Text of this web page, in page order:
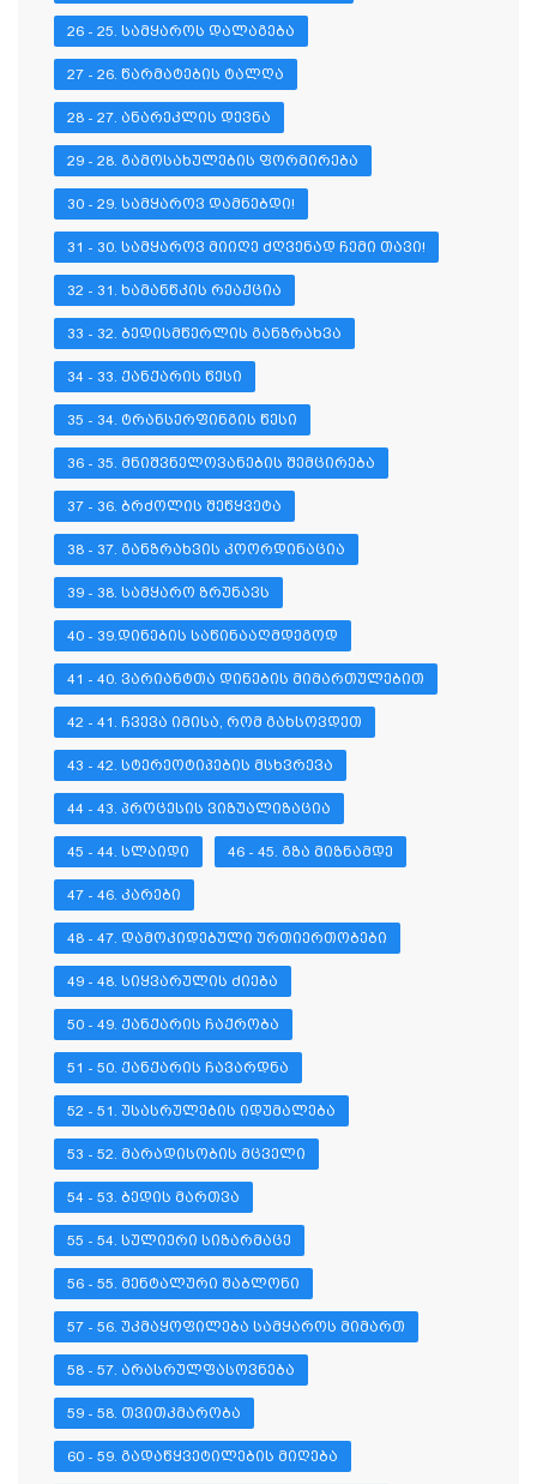
26 - 25. ᲡᲐᲛᲧᲐᲠᲝᲡ ᲓᲐᲚᲐᲒᲔᲑᲐ
27 - 26. ᲬᲐᲠᲛᲐᲢᲔᲑᲘᲡ ᲢᲐᲚᲦᲐ
28 - 27. ᲐᲜᲐᲠᲔᲙᲚᲘᲡ ᲓᲔᲕᲜᲐ
29 - 28. ᲒᲐᲛᲝᲡᲐᲮᲣᲚᲔᲑᲘᲡ ᲤᲝᲠᲛᲘᲠᲔᲑᲐ
30 - 29. ᲡᲐᲛᲧᲐᲠᲝᲕ ᲓᲐᲛᲜᲔᲑᲓᲘ!
31 - 30. ᲡᲐᲛᲧᲐᲠᲝᲕ ᲛᲘᲘᲦᲔ ᲫᲦᲕᲔᲜᲐᲓ ᲩᲔᲛᲘ ᲗᲐᲕᲘ!
32 - 31. ᲮᲐᲛᲐᲜᲬᲙᲘᲡ ᲠᲔᲐᲥᲪᲘᲐ
33 - 32. ᲑᲔᲓᲘᲡᲛᲬᲔᲠᲚᲘᲡ ᲒᲐᲜᲖᲠᲐᲮᲕᲐ
34 - 33. ᲥᲐᲜᲥᲐᲠᲘᲡ ᲬᲔᲡᲘ
35 - 34. ᲢᲠᲐᲜᲡᲔᲠᲤᲘᲜᲒᲘᲡ ᲬᲔᲡᲘ
36 - 35. ᲛᲜᲘᲨᲕᲜᲔᲚᲝᲕᲐᲜᲔᲑᲘᲡ ᲨᲔᲛᲪᲘᲠᲔᲑᲐ
37 - 36. ᲑᲠᲫᲝᲚᲘᲡ ᲨᲔᲬᲧᲕᲔᲢᲐ
38 - 37. ᲒᲐᲜᲖᲠᲐᲮᲕᲘᲡ ᲙᲝᲝᲠᲓᲘᲜᲐᲪᲘᲐ
39 - 38. ᲡᲐᲛᲧᲐᲠᲝ ᲖᲠᲣᲜᲐᲕᲡ
40 - 39.ᲓᲘᲜᲔᲑᲘᲡ ᲡᲐᲬᲘᲜᲐᲐᲦᲛᲓᲔᲒᲝᲓ
41 - 40. ᲕᲐᲠᲘᲐᲜᲢᲗᲐ ᲓᲘᲜᲔᲑᲘᲡ ᲛᲘᲛᲐᲠᲗᲣᲚᲔᲑᲘᲗ
42 - 41. ᲩᲕᲔᲕᲐ ᲘᲛᲘᲡᲐ, ᲠᲝᲛ ᲒᲐᲮᲡᲝᲕᲓᲔᲗ
43 - 42. ᲡᲢᲔᲠᲔᲝᲢᲘᲞᲔᲑᲘᲡ ᲛᲡᲮᲕᲠᲔᲕᲐ
44 - 43. ᲞᲠᲝᲪᲔᲡᲘᲡ ᲕᲘᲖᲣᲐᲚᲘᲖᲐᲪᲘᲐ
45 - 44. ᲡᲚᲐᲘᲓᲘ 46 - 45. ᲒᲖᲐ ᲛᲘᲖᲜᲐᲛᲓᲔ
47 - 46. ᲙᲐᲠᲔᲑᲘ
48 - 47. ᲓᲐᲛᲝᲙᲘᲓᲔᲑᲣᲚᲘ ᲣᲠᲗᲘᲔᲠᲗᲝᲑᲔᲑᲘ
49 - 48. ᲡᲘᲧᲕᲐᲠᲣᲚᲘᲡ ᲫᲘᲔᲑᲐ
50 - 49. ᲥᲐᲜᲥᲐᲠᲘᲡ ᲩᲐᲥᲠᲝᲑᲐ
51 - 50. ᲥᲐᲜᲥᲐᲠᲘᲡ ᲩᲐᲕᲐᲠᲓᲜᲐ
52 - 51. ᲣᲡᲐᲡᲠᲣᲚᲔᲑᲘᲡ ᲘᲓᲣᲛᲐᲚᲔᲑᲐ
53 - 52. ᲛᲐᲠᲐᲓᲘᲡᲝᲑᲘᲡ ᲛᲪᲕᲔᲚᲘ
54 - 53. ᲑᲔᲓᲘᲡ ᲛᲐᲠᲗᲕᲐ
55 - 54. ᲡᲣᲚᲘᲔᲠᲘ ᲡᲘᲖᲐᲠᲛᲐᲪᲔ
56 - 55. ᲛᲔᲜᲢᲐᲚᲣᲠᲘ ᲨᲐᲑᲚᲝᲜᲘ
57 - 56. ᲣᲙᲛᲐᲧᲝᲤᲘᲚᲔᲑᲐ ᲡᲐᲛᲧᲐᲠᲝᲡ ᲛᲘᲛᲐᲠᲗ
58 - 57. ᲐᲠᲐᲡᲠᲣᲚᲤᲐᲡᲝᲕᲜᲔᲑᲐ
59 - 58. ᲗᲕᲘᲗᲙᲛᲐᲠᲝᲑᲐ
60 - 59. ᲒᲐᲓᲐᲬᲧᲕᲔᲢᲘᲚᲔᲑᲘᲡ ᲛᲘᲦᲔᲑᲐ